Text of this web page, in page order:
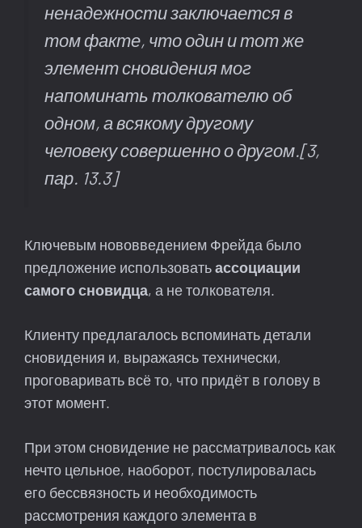
ненадежности заключается в
том факте, что один и тот же
элемент сновидения мог
напоминать толкователю об
одном, а всякому другому
человеку совершенно о другом.[3,
пар. 13.3]
Ключевым нововведением Фрейда было
предложение использоватьассоциации
самого сновидца, а не толкователя.
Клиенту предлагалось вспоминать детали
сновидения и, выражаясь технически,
проговаривать всё то, что придёт в голову в
этот момент.
При этом сновидение не рассматривалось как
нечто цельное, наоборот, постулировалась
его бессвязность и необходимость
рассмотрения каждого элемента в